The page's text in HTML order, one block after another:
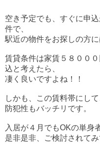
空き予定でも、すぐに申
件で、
駅近の物件をお探しの方
賃貸条件は家賃５８００
込と考えたら、
凄く良いですよね！！
しかも、この賃料帯にし
防犯性もバッチリです。
入居が４月でもOKの単身
是非是非、ご検討されて